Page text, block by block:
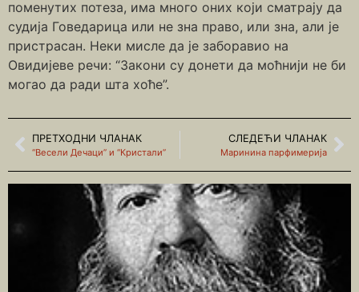
поменутих потеза, има много оних који сматрају да
судија Говедарица или не зна право, или зна, али је
пристрасан. Неки мисле да је заборавио на
Овидијеве речи: “Закони су донети да моћнији не би
могао да ради шта хоће”.
ПРЕТХОДНИ ЧЛАНАК
“Весели Дечаци” и “Кристали”
СЛЕДЕЋИ ЧЛАНАК
Маринина парфимерија